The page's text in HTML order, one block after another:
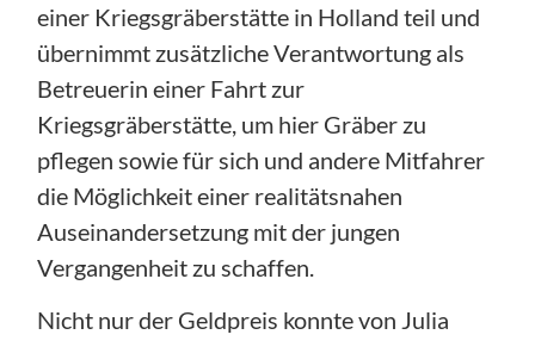
einer Kriegsgräberstätte in Holland teil und
übernimmt zusätzliche Verantwortung als
Betreuerin einer Fahrt zur
Kriegsgräberstätte, um hier Gräber zu
pflegen sowie für sich und andere Mitfahrer
die Möglichkeit einer realitätsnahen
Auseinandersetzung mit der jungen
Vergangenheit zu schaffen.
Nicht nur der Geldpreis konnte von Julia